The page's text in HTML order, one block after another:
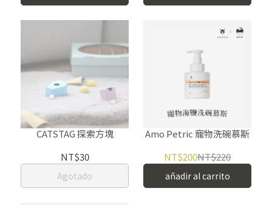
CATSTAG 探索方塊
NT$30
Agotado
Amo Petric 寵物洗碗慕斯
NT$200NT$220
añadir al carrito